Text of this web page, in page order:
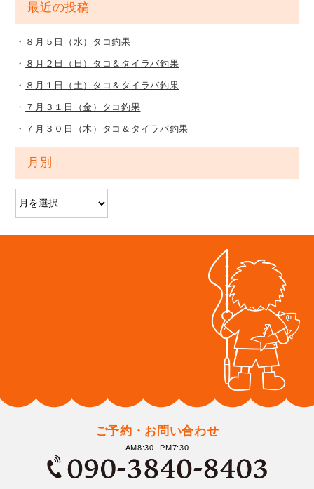
最近の投稿
８月５日（水）タコ釣果
８月２日（日）タコ＆タイラバ釣果
８月１日（土）タコ＆タイラバ釣果
７月３１日（金）タコ釣果
７月３０日（木）タコ＆タイラバ釣果
月別
ご予約・お問い合わせ
AM8:30- PM7:30